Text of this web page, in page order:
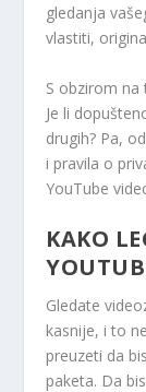
gledanja
vlastiti,
S obzirom
Je li
drugih? Pa,
i pravila o
YouTube
KAKO
Gledate
kasnije, i to
preuzeti da
paketa. Da